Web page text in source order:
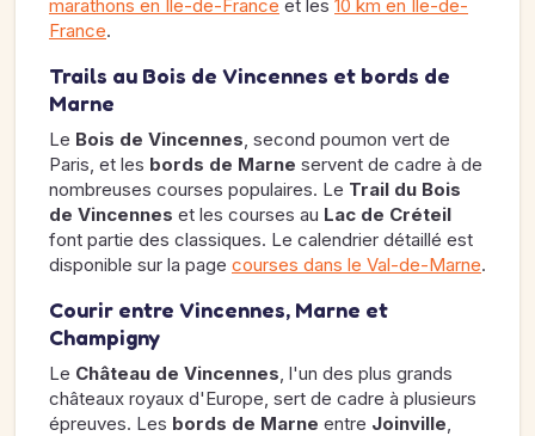
marathons en Île-de-France et les 10 km en Île-de-
France.
Trails au Bois de Vincennes et bords de
Marne
Le Bois de Vincennes, second poumon vert de
Paris, et les bords de Marne servent de cadre à de
nombreuses courses populaires. Le Trail du Bois
de Vincennes et les courses au Lac de Créteil
font partie des classiques. Le calendrier détaillé est
disponible sur la page courses dans le Val-de-Marne.
Courir entre Vincennes, Marne et
Champigny
Le Château de Vincennes, l'un des plus grands
châteaux royaux d'Europe, sert de cadre à plusieurs
épreuves. Les bords de Marne entre Joinville,